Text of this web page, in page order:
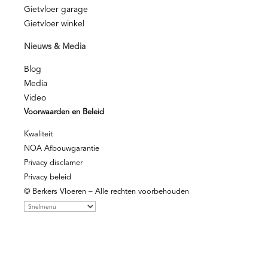
Gietvloer garage
Gietvloer winkel
Nieuws & Media
Blog
Media
Video
Voorwaarden en Beleid
Kwaliteit
NOA Afbouwgarantie
Privacy disclamer
Privacy beleid
© Berkers Vloeren – Alle rechten voorbehouden